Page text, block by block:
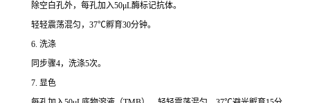
除空白孔外，每孔加入50μL酶标记抗体。
轻轻震荡混匀，37℃孵育30分钟。
6. 洗涤
同步骤4，洗涤5次。
7. 显色